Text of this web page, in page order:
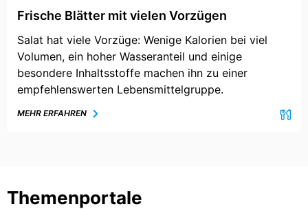
Frische Blätter mit vielen Vorzügen
Salat hat viele Vorzüge: Wenige Kalorien bei viel
Volumen, ein hoher Wasseranteil und einige
besondere Inhaltsstoffe machen ihn zu einer
empfehlenswerten Lebensmittelgruppe.
MEHR ERFAHREN
Themenportale